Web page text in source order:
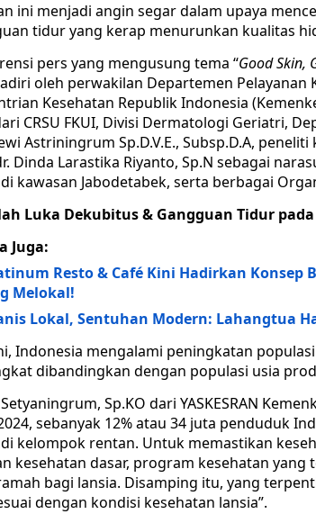
ini menjadi angin segar dalam upaya
tidur yang kerap menurunkan kualitas
pers yang mengusung tema “Good Skin,
oleh perwakilan Departemen Pelayanan
Kesehatan Republik Indonesia
CRSU FKUI, Divisi Dermatologi Geriatri,
Astriningrum Sp.D.V.E., Subsp.D.A,
Dinda Larastika Riyanto, Sp.N sebagai
kawasan Jabodetabek, serta berbagai
Luka Dekubitus & Gangguan Tidur
Juga:
Resto & Café Kini Hadirkan Konsep
Melokal!
Lokal, Sentuhan Modern: Lahangtua
Indonesia mengalami peningkatan
dibandingkan dengan populasi usia
Sp.KO dari YASKESRAN
sebanyak 12% atau 34 juta penduduk
kelompok rentan. Untuk memastikan
kesehatan dasar, program kesehatan
bagi lansia. Disamping itu, yang
dengan kondisi kesehatan lansia”.